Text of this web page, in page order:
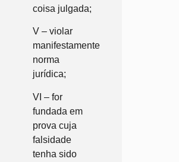
coisa julgada;
V – violar
manifestamente
norma
jurídica;
VI – for
fundada em
prova cuja
falsidade
tenha sido